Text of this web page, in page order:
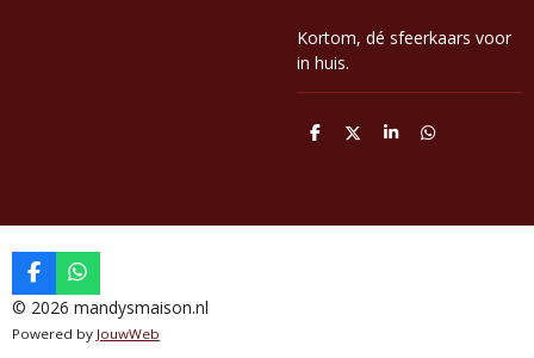
Kortom, dé sfeerkaars voor
in huis.
D
D
S
D
F
a
c
e
W
h
a
t
© 2026 mandysmaison.nl
Powered by JouwWeb